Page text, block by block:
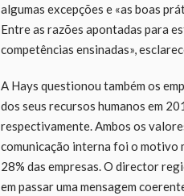
algumas excepções e «as boas
Entre as razões apontadas para
competências ensinadas»,
A Hays questionou também os
dos seus recursos humanos em
respectivamente. Ambos os
comunicação interna foi o motivo
28% das empresas. O director
em passar uma mensagem